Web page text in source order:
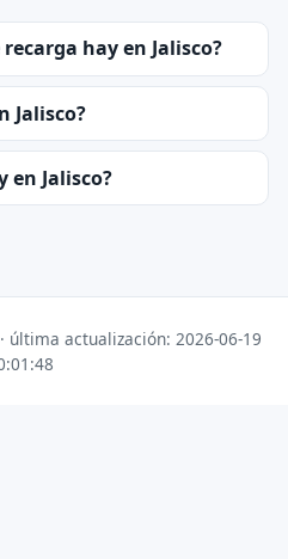
hay en Jalisco?
Jalisco?
en Jalisco?
última actualización: 2026-06-19